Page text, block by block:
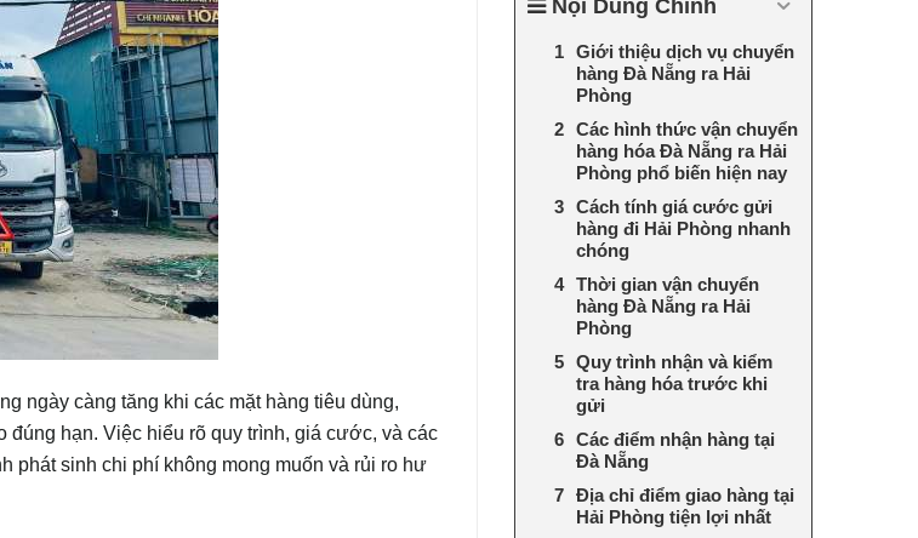
ngày càng tăng khi các mặt hàng tiêu dùng,
hạn. Việc hiểu rõ quy trình, giá cước, và các
phát sinh chi phí không mong muốn và rủi ro hư
Nội Dung Chính
Giới thiệu dịch vụ chuyển
hàng Đà Nẵng ra Hải
Phòng
Các hình thức vận chuyển
hàng hóa Đà Nẵng ra Hải
Phòng phổ biến hiện nay
Cách tính giá cước gửi
hàng đi Hải Phòng nhanh
chóng
Thời gian vận chuyển
hàng Đà Nẵng ra Hải
Phòng
Quy trình nhận và kiểm
tra hàng hóa trước khi
gửi
Các điểm nhận hàng tại
Đà Nẵng
Địa chỉ điểm giao hàng tại
Hải Phòng tiện lợi nhất